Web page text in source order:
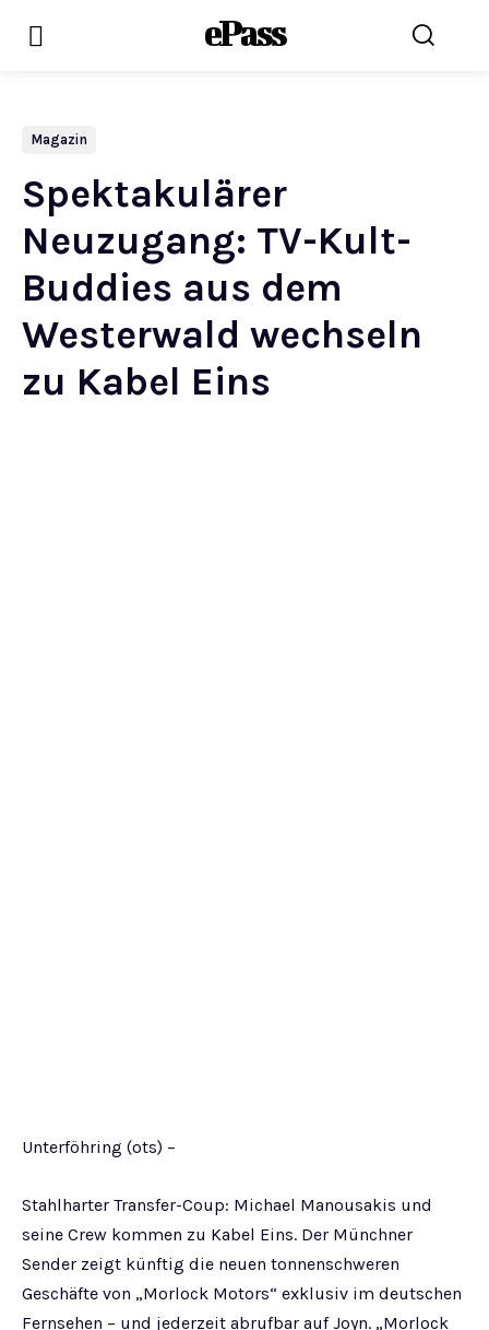
ePass
Magazin
Spektakulärer
Neuzugang: TV-Kult-
Buddies aus dem
Westerwald wechseln
zu Kabel Eins
Unterföhring (ots) –
Stahlharter Transfer-Coup: Michael Manousakis und
seine Crew kommen zu Kabel Eins. Der Münchner
Sender zeigt künftig die neuen tonnenschweren
Geschäfte von „Morlock Motors“ exklusiv im deutschen
Fernsehen – und jederzeit abrufbar auf Joyn. „Morlock